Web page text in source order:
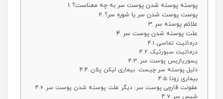
پوسته پوسته شدن پوست سر به چه معناست؟
پوست پوست شدن سر یا شوره سر؟
علائم پوسته سر
علت پوسته شدن پوست سر
درماتیت تماسی
درماتیت سبورئیک
پسوریازیس پوست سر
دلیل پوسته سر چیست: بیماری لیکن پلان
بیماری زونا
عفونت قارچی پوست سر: دیگر علت پوسته شدن پوست سر
شپس سر